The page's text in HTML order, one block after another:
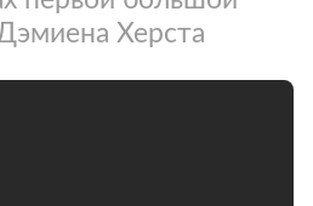
Херста